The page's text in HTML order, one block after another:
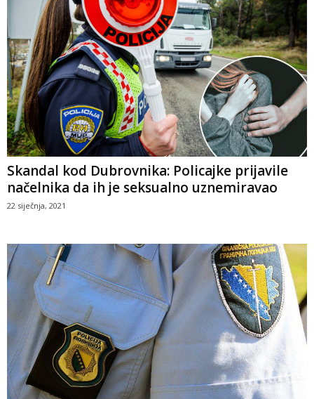
Skandal kod Dubrovnika: Policajke prijavile
načelnika da ih je seksualno uznemiravao
22 siječnja, 2021